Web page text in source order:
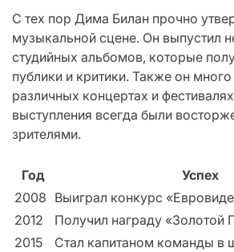
С тех пор Дима Билан прочно
музыкальной сцене. Он выпустил
студийных альбомов, которые
публики и критики. Также он
различных концертах и
выступления всегда были
зрителями.
Год
Успех
2008 Выиграл конкурс
2012
Получил награду «Золотой
2015
Стал капитаном команды в